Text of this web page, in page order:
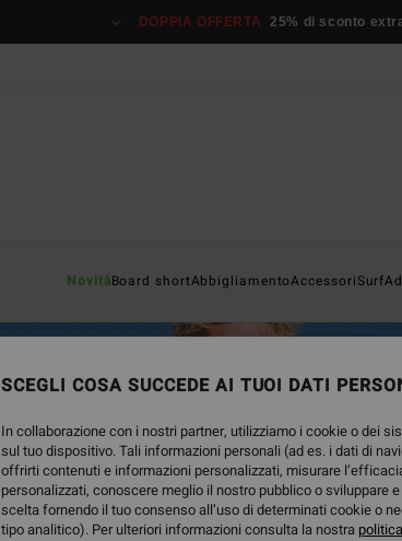
DOPPIA OFFERTA 25% di sconto
NovitàBoard shortAbbigliamentoAccessoriSurf
SCEGLI COSA SUCCEDE AI TUOI DATI
In collaborazione con i nostri partner, utilizziamo i cookie o dei
sul tuo dispositivo. Tali informazioni personali (ad es. i dati di
offrirti contenuti e informazioni personalizzati, misurare
personalizzati, conoscere meglio il nostro pubblico o sviluppare
scelta fornendo il tuo consenso all’uso di determinati cookie o
tipo analitico). Per ulteriori informazioni consulta la nostra